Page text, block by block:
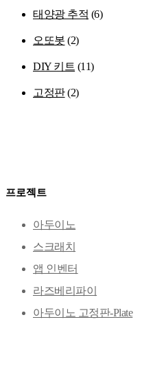
태양광 추적 (6)
오또봇 (2)
DIY 키트 (11)
고정판 (2)
프로젝트
아두이노
스크래치
앱 인벤터
라즈베리파이
아두이노 고정판-Plate